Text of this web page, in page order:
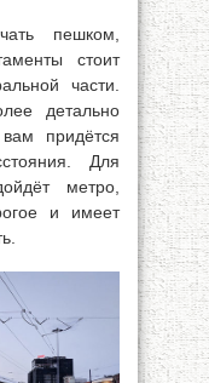
пешком,
стоит
части.
детально
придётся
Для
метро,
и имеет